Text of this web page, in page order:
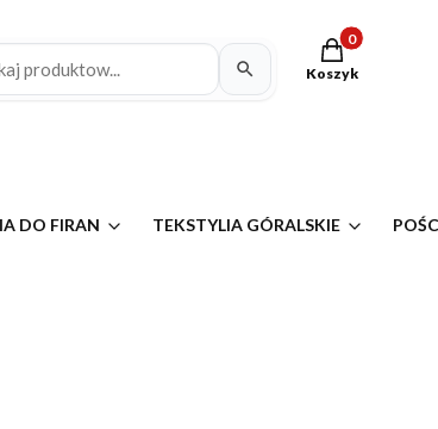
Produkty w
Koszyk
DO FIRAN TEKSTYLIA GÓRALSKIE